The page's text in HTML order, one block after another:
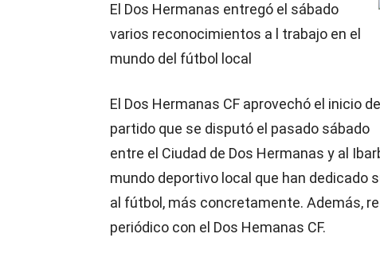
El Dos Hermanas entregó el sábado
varios reconocimientos a l trabajo en el
mundo del fútbol local
El Dos Hermanas CF aprovechó el inicio del
partido que se disputó el pasado sábado
entre el Ciudad de Dos Hermanas y al
mundo deportivo local que han dedicado
al fútbol, más concretamente. Además,
periódico con el Dos Hemanas CF.